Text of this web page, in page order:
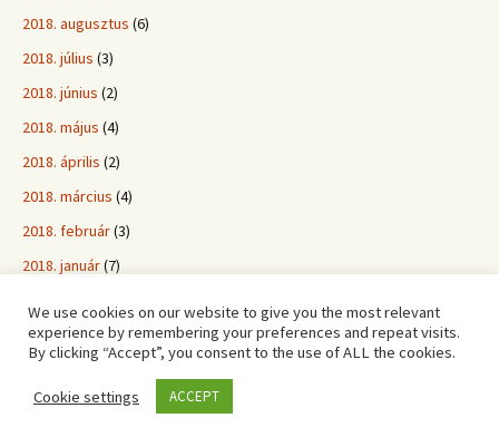
2018. augusztus (6)
2018. július (3)
2018. június (2)
2018. május (4)
2018. április (2)
2018. március (4)
2018. február(3)
2018. január(7)
2017. november(2)
2017. szeptember
We use cookies on our website to give you the most relevant
experience by remembering your preferences and repeat visits.
By clicking “Accept”, you consent to the use of ALL the cookies.
Cookie settings ACCEPT